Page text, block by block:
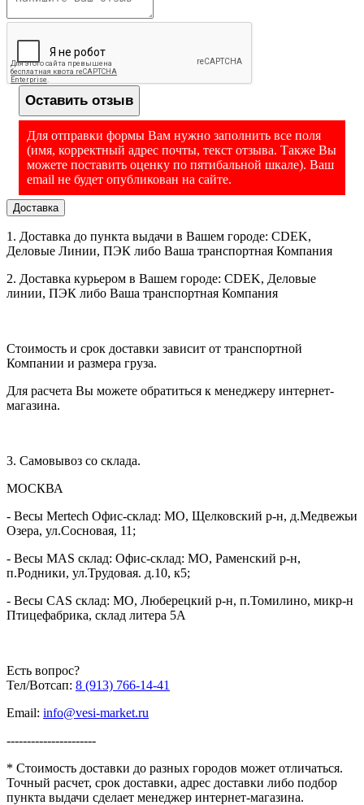
Продолжительность работы от аккумулятора до 20 часов
Счётный режим
Функция дозирования (Hi-Ok-Lo)
Функция чистый /полный вес (Net/Gross)
Автоматическая установка нуля при включении
Вычитание массы тары до 100% от максимальной
нагрузки
Интерфейс RS-232 (опция)
Производство - Россия
ООО «МАС-центр», 121165, г. Москва, Кутузовский проспект,
д.30, пом. XXII, ком. 2, ИНН 7730201418, ОГРН
1167746378106
Да
Энергосберегающий
режим
Калибровка
Диапазон выборки
массы тары
Весь диапазон
Единицы измерения Кг
Режим
самодиагностики
Да
Уровень
Да
Питание
Адаптер + аккумулятор
Время работы от
Допустимая
влажность, не более,
%
Защита от влаги
IP65
Диапазон рабочих
температур, ºС
'-10...40
800 * 600 * 880
Материал
Тип клавиатуры
Мембранная
Защита от коррозии
Регулируемые
опоры
Да
более, кг
35.5
Гарантия
12 месяцев
Оставить отзыв
Для отправки формы Вам нужно заполнить все поля
(имя, корректный адрес почты, текст отзыва. Также Вы
можете поставить оценку по пятибальной шкале). Ваш
email не будет опубликован на сайте.
Доставка
1. Доставка до пункта выдачи в Вашем городе: CDEK,
Деловые Линии, ПЭК либо Ваша транспортная Компания
2. Доставка курьером в Вашем городе: CDEK, Деловые
линии, ПЭК либо Ваша транспортная Компания
Стоимость и срок доставки зависит от транспортной
Компании и размера груза.
Для расчета Вы можете обратиться к менеджеру интернет-
магазина.
3. Самовывоз со склада.
МОСКВА
- Весы Mertech Офис-склад: МО, Щелковский р-н, д.Медвежьи
Озера, ул.Сосновая, 11;
- Весы MAS склад: Офис-склад: МО, Раменский р-н,
п.Родники, ул.Трудовая. д.10, к5;
- Весы CAS склад: МО, Люберецкий р-н, п.Томилино, микр-н
Птицефабрика, склад литера 5А
Есть вопрос?
Тел/Вотсап: 8 (913) 766-14-41
Email: info@vesi-market.ru
----------------------
* Стоимость доставки до разных городов может отличаться.
Точный расчет, срок доставки, адрес доставки либо подбор
пункта выдачи сделает менеджер интернет-магазина.